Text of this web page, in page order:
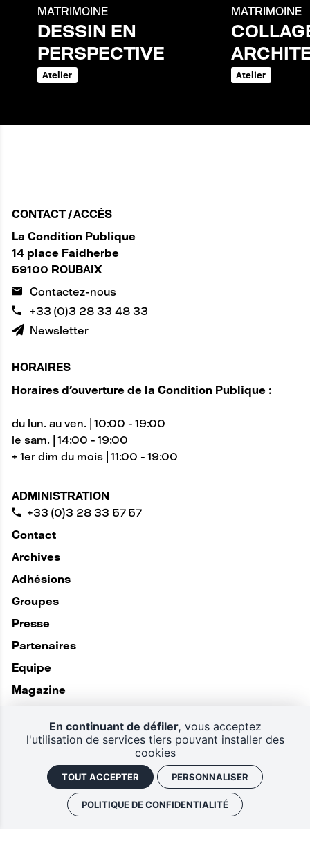
MATRIMOINE
DESSIN EN
PERSPECTIVE
Atelier
MATRIMOINE
Atelier
CONTACT / ACCÈS
La Condition Publique
14 place Faidherbe
59100 ROUBAIX
Contactez-nous
+33 (0)3 28 33 48 33
Newsletter
HORAIRES
Horaires d'ouverture de la Condition Publique :
du lun. au ven. | 10:00 - 19:00
le sam. | 14:00 - 19:00
+ 1er dim du mois | 11:00 - 19:00
ADMINISTRATION
+33 (0)3 28 33 57 57
Contact
Archives
Adhésions
Groupes
Presse
Partenaires
Equipe
Magazine
Politique de confidentialité Plan du site
CGV
En continuant de défiler, vous acceptez
l'utilisation de services tiers pouvant installer des
cookies
TOUT ACCEPTER PERSONNALISER
POLITIQUE DE CONFIDENTIALITÉ